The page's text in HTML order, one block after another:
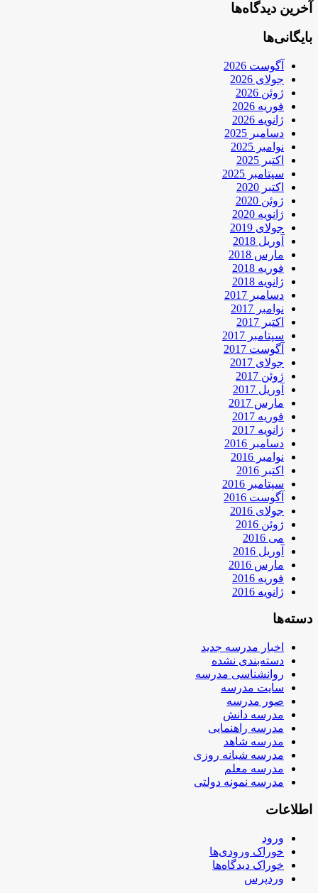
آخرین دیدگاه‌ها
بایگانی‌ها
آگوست 2026
جولای 2026
ژوئن 2026
فوریه 2026
ژانویه 2026
دسامبر 2025
نوامبر 2025
اکتبر 2025
سپتامبر 2025
اکتبر 2020
ژوئن 2020
ژانویه 2020
جولای 2019
آوریل 2018
مارس 2018
فوریه 2018
ژانویه 2018
دسامبر 2017
نوامبر 2017
اکتبر 2017
سپتامبر 2017
آگوست 2017
جولای 2017
ژوئن 2017
آوریل 2017
مارس 2017
فوریه 2017
ژانویه 2017
دسامبر 2016
نوامبر 2016
اکتبر 2016
سپتامبر 2016
آگوست 2016
جولای 2016
ژوئن 2016
می 2016
آوریل 2016
مارس 2016
فوریه 2016
ژانویه 2016
دسته‌ها
اخبار مدرسه جدید
دسته‌بندی نشده
روانشناسی مدرسه
سایت مدرسه
صور مدرسه
مدرسه دانش
مدرسه راهنمایی
مدرسه شاهد
مدرسه شبانه روزی
مدرسه معلم
مدرسه نمونه دولتی
اطلاعات
ورود
خوراک ورودی‌ها
خوراک دیدگاه‌ها
وردپرس